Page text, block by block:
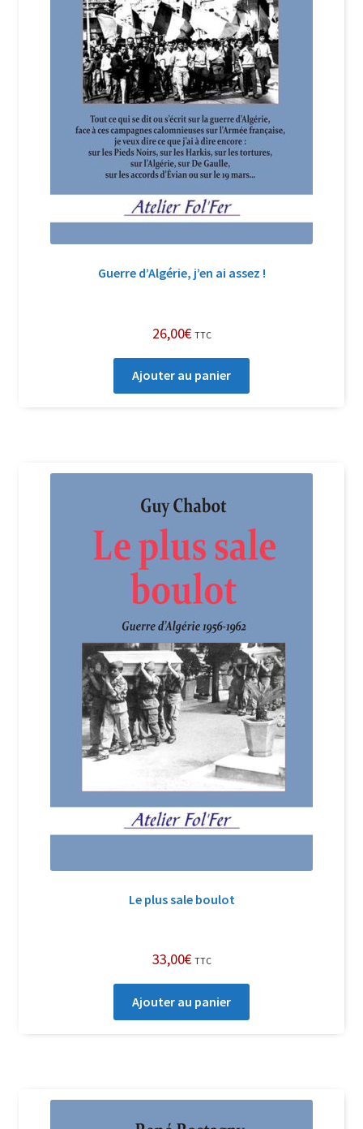
Guerre d’Algérie, j’en ai assez !
26,00€ TTC
Ajouter au panier
Le plus sale boulot
33,00€ TTC
Ajouter au panier